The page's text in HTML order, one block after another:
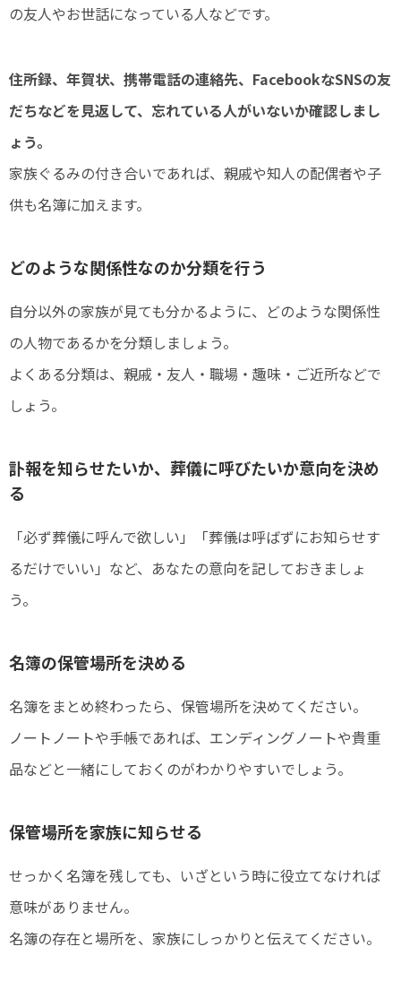
の友人やお世話になっている人などです。
住所録、年賀状、携帯電話の連絡先、FacebookなSNSの友
だちなどを見返して、忘れている人がいないか確認しまし
ょう。
家族ぐるみの付き合いであれば、親戚や知人の配偶者や子
供も名簿に加えます。
どのような関係性なのか分類を行う
自分以外の家族が見ても分かるように、どのような関係性
の人物であるかを分類しましょう。
よくある分類は、親戚・友人・職場・趣味・ご近所などで
しょう。
訃報を知らせたいか、葬儀に呼びたいか意向を決め
る
「必ず葬儀に呼んで欲しい」「葬儀は呼ばずにお知らせす
るだけでいい」など、あなたの意向を記しておきましょ
う。
名簿の保管場所を決める
名簿をまとめ終わったら、保管場所を決めてください。
ノートノートや手帳であれば、エンディングノートや貴重
品などと一緒にしておくのがわかりやすいでしょう。
保管場所を家族に知らせる
せっかく名簿を残しても、いざという時に役立てなければ
意味がありません。
名簿の存在と場所を、家族にしっかりと伝えてください。